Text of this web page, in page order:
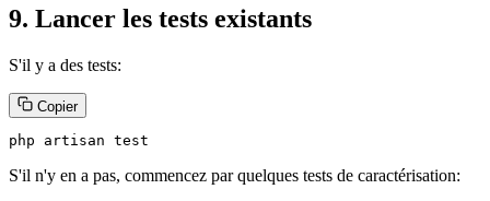
9. Lancer les tests existants
S'il y a des tests:
Copier
php artisan test
S'il n'y en a pas, commencez par quelques tests de caractérisation: